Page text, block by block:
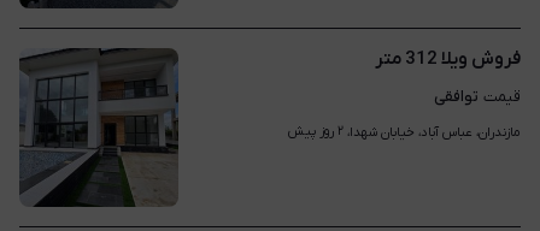
فروش ویلا 312 متر
قیمت توافقی
مازندران، عباس آباد، خیابان شهدا، ۲ روز پیش